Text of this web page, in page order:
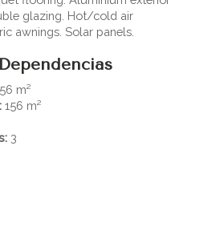
glazing. Hot/cold air
awnings. Solar panels.
m²
156 m²
3